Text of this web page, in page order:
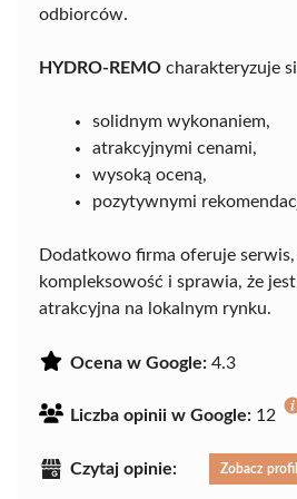
odbiorców.
HYDRO-REMO charakteryzuje
solidnym wykonaniem,
atrakcyjnymi cenami,
wysoką oceną,
pozytywnymi
Dodatkowo firma oferuje serwis,
kompleksowość i sprawia, że
atrakcyjna na lokalnym rynku.
Ocena w Google: 4.3
Liczba opinii w Google: 12
Czytaj opinie: Zobacz profil